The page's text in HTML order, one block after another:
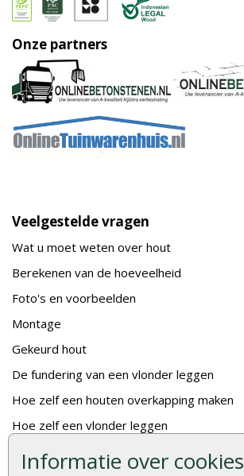
Informatie over cookies
Onze partners
Veelgestelde vragen
Wat u moet weten over hout
Berekenen van de hoeveelheid
Foto's en voorbeelden
Montage
Gekeurd hout
De fundering van een vlonder leggen
Hoe zelf een houten overkapping maken
Hoe zelf een vlonder leggen
Hoe betonpaal plaatsen